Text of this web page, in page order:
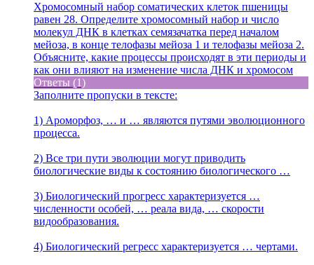
Хромосомный набор соматических клеток пшеницы
равен 28. Определите хромосомный набор и число
молекул ДНК в клетках семязачатка перед началом
мейоза, в конце телофазы мейоза 1 и телофазы мейоза 2.
Объясните, какие процессы происходят в эти периоды и
как они влияют на изменение числа ДНК и хромосом
Ответы (1)
Заполните пропуски в тексте:
1) Ароморфоз, … и … являются путями эволюционного
процесса.
2) Все три пути эволюции могут приводить
биологические виды к состоянию биологического …
3) Биологический прогресс характеризуется …
численности особей, … реала вида, … скорости
видообразования.
4) Биологический регресс характеризуется … чертами.